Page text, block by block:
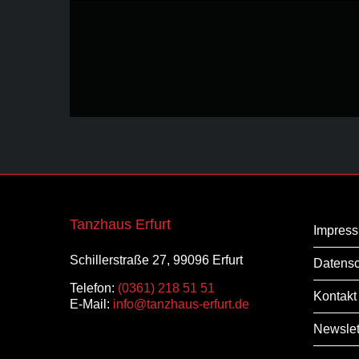
Tanzhaus Erfurt
Schillerstraße 27, 99096 Erfurt
Telefon: (0361) 218 51 51
E-Mail: info@tanzhaus-erfurt.de
Kontakt